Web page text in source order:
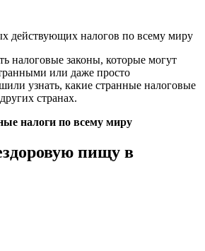
налоговые законы, которые могут
или даже просто
узнать, какие странные налоговые
странах.
налоги по всему миру
пищу в